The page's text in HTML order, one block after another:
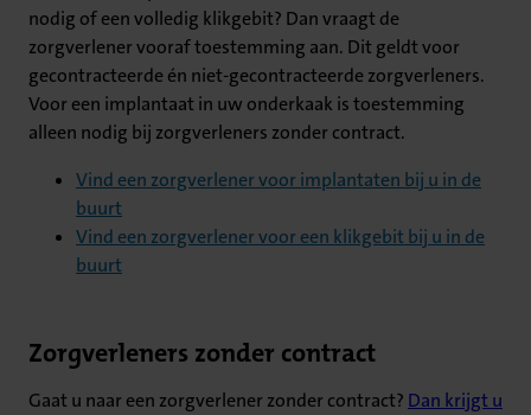
nodig of een volledig klikgebit? Dan vraagt de
zorgverlener vooraf toestemming aan. Dit geldt voor
gecontracteerde én niet-gecontracteerde zorgverleners.
Voor een implantaat in uw onderkaak is toestemming
alleen nodig bij zorgverleners zonder contract.
Vind een zorgverlener voor implantaten bij u in de
buurt
Vind een zorgverlener voor een klikgebit bij u in de
buurt
Zorgverleners zonder contract
Gaat u naar een zorgverlener zonder contract? Dan krijgt u